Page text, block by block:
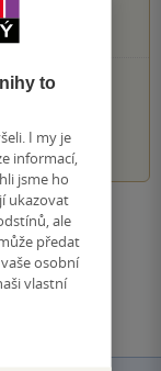
to
I my je
informací,
jsme ho
ukazovat
ale
předat
osobní
vlastní